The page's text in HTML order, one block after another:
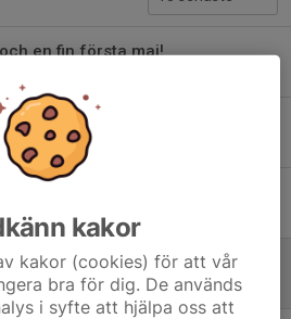
en fin första maj!
0
21 mars!
0
kakor
kakor (cookies) för att vår
bra för dig. De används
i syfte att hjälpa oss att